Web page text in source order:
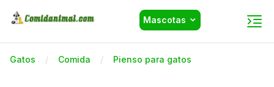
Mascotas
Gatos Comida Pienso para gatos